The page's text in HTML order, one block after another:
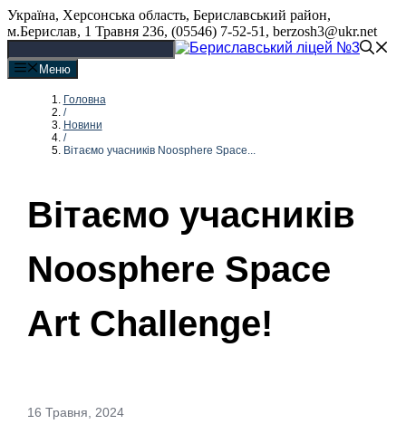
Перейти
до
вмісту
Україна, Херсонська область, Бериславський район,
м.Берислав, 1 Травня 236, (05546) 7-52-51, berzosh3@ukr.net
Меню
Головна
/
Новини
/
Вітаємо учасників Noosphere Space...
Вітаємо учасників
Noosphere Space
Art Challenge!
16 Травня, 2024